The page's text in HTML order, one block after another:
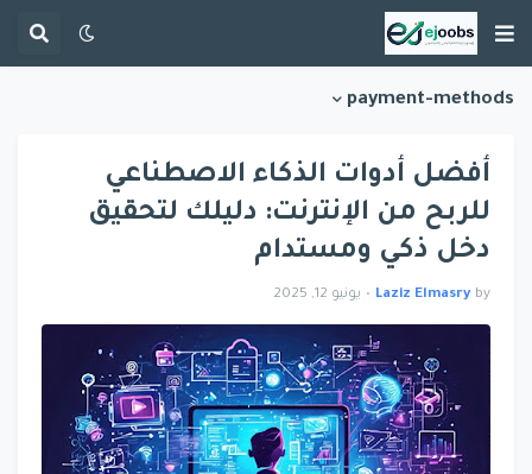
payment-methods
أفضل أدوات الذكاء الاصطناعي
للربح من الإنترنت: دليلك لتحقيق
دخل ذكي ومستدام
by
Laziz Elmasry
• يونيو 12, 2025